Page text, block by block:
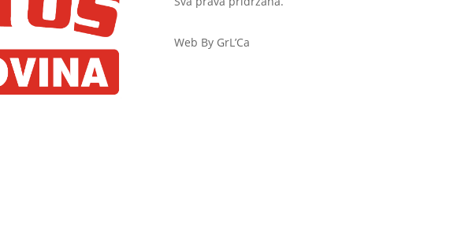
Web By GrL’Ca